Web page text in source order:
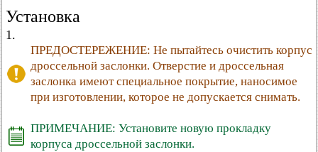
Установка
1.
ПРЕДОСТЕРЕЖЕНИЕ: Не пытайтесь очистить корпус
дроссельной заслонки. Отверстие и дроссельная
заслонка имеют специальное покрытие, наносимое
при изготовлении, которое не допускается снимать.
ПРИМЕЧАНИЕ: Установите новую прокладку
корпуса дроссельной заслонки.